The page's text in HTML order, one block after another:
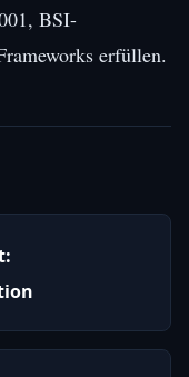
BSI-
erfüllen.